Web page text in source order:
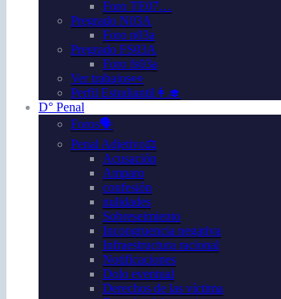
Foro TE07…
Pregrado N03A
Foro n03a
Pregrado FS03A
Foro fs03a
Ver trabajos👀
Perfil Estudiantil👩‍🎓
D° Penal
Foros🗣️
Penal Adjetivo⚖️
Acusación
Amparo
confesión
nulidades
Sobreseimiento
Incongruencia negativa
Infraestructura racional
Notificaciones
Dolo eventual
Derechos de las víctima